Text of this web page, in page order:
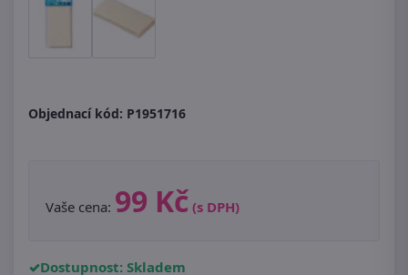
Objednací kód: P1951716
Vaše cena: 99 Kč (s DPH)
Dostupnost: Skladem